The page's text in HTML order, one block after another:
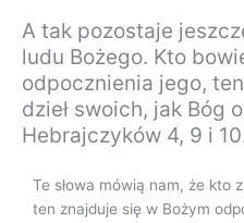
A tak pozostaje
ludu Bożego. Kto
odpocznienia jego,
dzieł swoich, jak Bóg
Hebrajczyków 4, 9 i
Te słowa mówią nam, że kto
ten znajduje się w Bożym